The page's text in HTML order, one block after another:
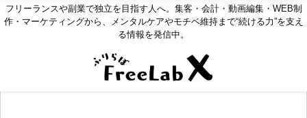
フリーランスや副業で独立を目指す人へ。集客・会計・動画編集・WEB制
作・マーケティングから、メンタルケアやモチベ維持まで“続ける力”を支え
る情報を発信中。